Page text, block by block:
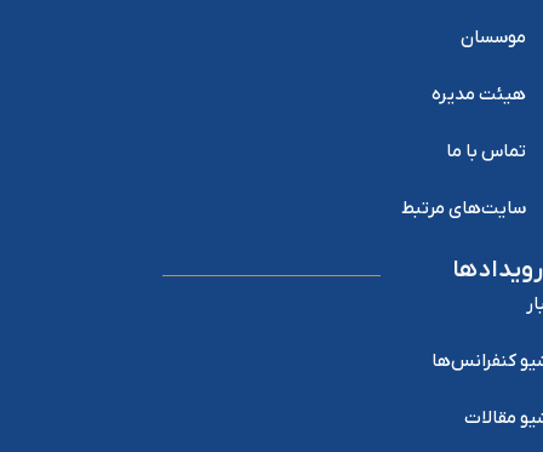
موسسان
هیئت مدیره
تماس با ما
سایت‌های مرتبط
رویدادها
کنفرانس‌ها
مقالات